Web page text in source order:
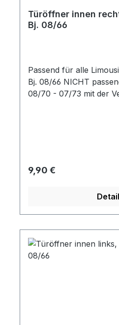
Türöffner innen
Bj. 08/66
Passend für alle
Bj. 08/66 NICHT passend für Cabrio Bj. Bj.
08/70 - 07/73 mit der
Regulärer Preis:
9,90 €